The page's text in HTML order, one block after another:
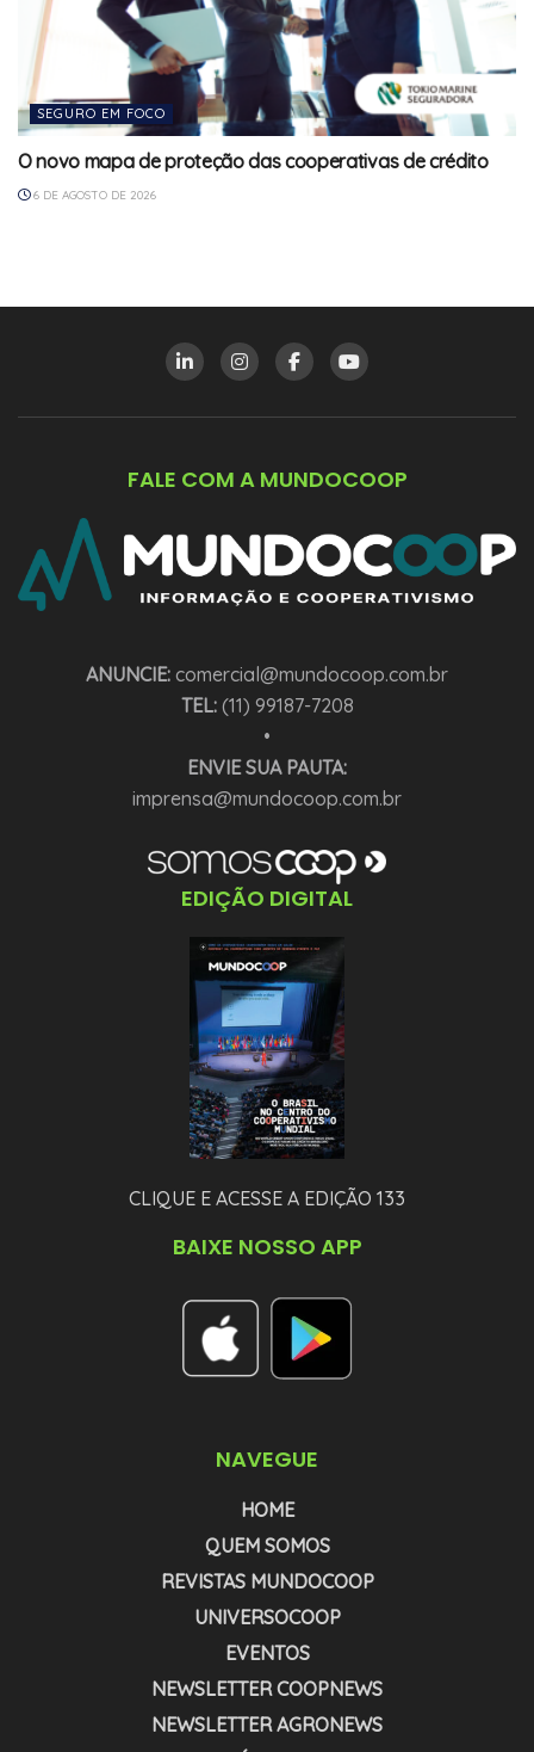
SEGURO EM FOCO
O novo mapa de proteção das cooperativas de crédito
6 DE AGOSTO DE 2026
FALE COM A MUNDOCOOP
ANUNCIE: comercial@mundocoop.com.br
TEL:(11) 99187-7208
•
ENVIE SUA PAUTA:
imprensa@mundocoop.com.br
EDIÇÃO DIGITAL
CLIQUE E ACESSE A EDIÇÃO 133
BAIXE NOSSO APP
NAVEGUE
HOME
QUEM SOMOS
REVISTAS MUNDOCOOP
UNIVERSOCOOP
EVENTOS
NEWSLETTER COOPNEWS
NEWSLETTER AGRONEWS